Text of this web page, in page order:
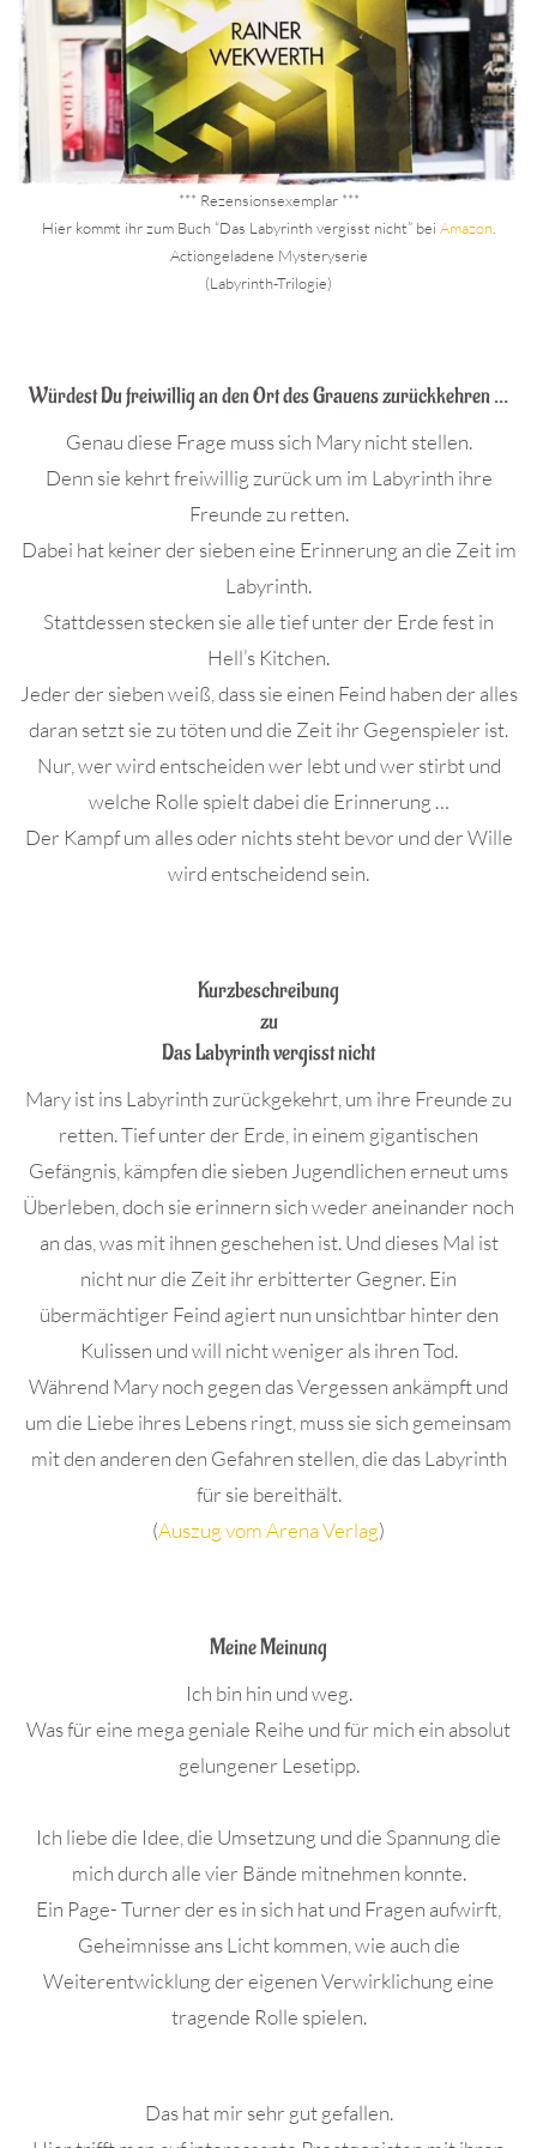
*** Rezensionsexemplar ***
Hier kommt ihr zum Buch “Das Labyrinth vergisst nicht” bei Amazon.
Actiongeladene Mysteryserie
(Labyrinth-Trilogie)
Würdest Du freiwillig an den Ort des Grauens zurückkehren …
Genau diese Frage muss sich Mary nicht stellen.
Denn sie kehrt freiwillig zurück um im Labyrinth ihre
Freunde zu retten.
Dabei hat keiner der sieben eine Erinnerung an die Zeit im
Labyrinth.
Stattdessen stecken sie alle tief unter der Erde fest in
Hell’s Kitchen.
Jeder der sieben weiß, dass sie einen Feind haben der alles
daran setzt sie zu töten und die Zeit ihr Gegenspieler ist.
Nur, wer wird entscheiden wer lebt und wer stirbt und
welche Rolle spielt dabei die Erinnerung …
Der Kampf um alles oder nichts steht bevor und der Wille
wird entscheidend sein.
Kurzbeschreibung
zu
Das Labyrinth vergisst nicht
Mary ist ins Labyrinth zurückgekehrt, um ihre Freunde zu
retten. Tief unter der Erde, in einem gigantischen
Gefängnis, kämpfen die sieben Jugendlichen erneut ums
Überleben, doch sie erinnern sich weder aneinander noch
an das, was mit ihnen geschehen ist. Und dieses Mal ist
nicht nur die Zeit ihr erbitterter Gegner. Ein
übermächtiger Feind agiert nun unsichtbar hinter den
Kulissen und will nicht weniger als ihren Tod.
Während Mary noch gegen das Vergessen ankämpft und
um die Liebe ihres Lebens ringt, muss sie sich gemeinsam
mit den anderen den Gefahren stellen, die das Labyrinth
für sie bereithält.
(Auszug vom Arena Verlag)
Meine Meinung
Ich bin hin und weg.
Was für eine mega geniale Reihe und für mich ein absolut
gelungener Lesetipp.
Ich liebe die Idee, die Umsetzung und die Spannung die
mich durch alle vier Bände mitnehmen konnte.
Ein Page- Turner der es in sich hat und Fragen aufwirft,
Geheimnisse ans Licht kommen, wie auch die
Weiterentwicklung der eigenen Verwirklichung eine
tragende Rolle spielen.
Das hat mir sehr gut gefallen.